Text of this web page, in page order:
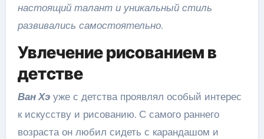
настоящий талант и уникальный стиль
развивались самостоятельно.
Увлечение рисованием в
детстве
Ван Хэуже с детства проявлял особый интерес
к искусству и рисованию. С самого раннего
возраста он любил сидеть с карандашом и